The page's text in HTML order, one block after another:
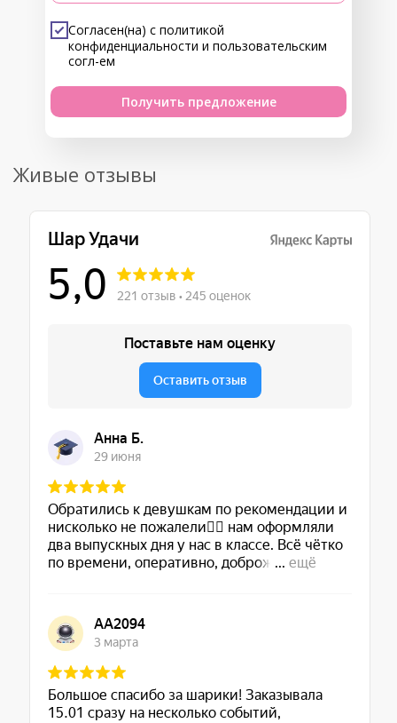
Согласен(на) с политикой
конфиденциальности и пользовательским
согл-ем
Получить предложение
Живые отзывы